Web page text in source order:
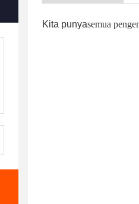
Kita punyasemua